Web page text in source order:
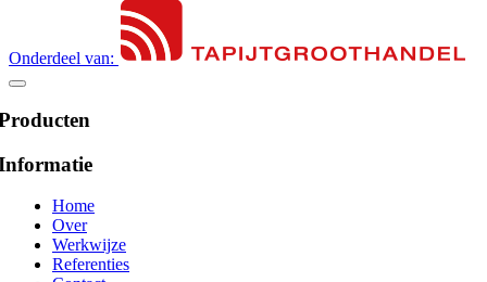
Onderdeel van:
Home
Over
Werkwijze
Referenties